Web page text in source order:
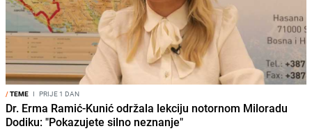
/TEME I PRIJE 1 DAN
Dr. Erma Ramić-Kunić održala lekciju notornom Miloradu
Dodiku: "Pokazujete silno neznanje"